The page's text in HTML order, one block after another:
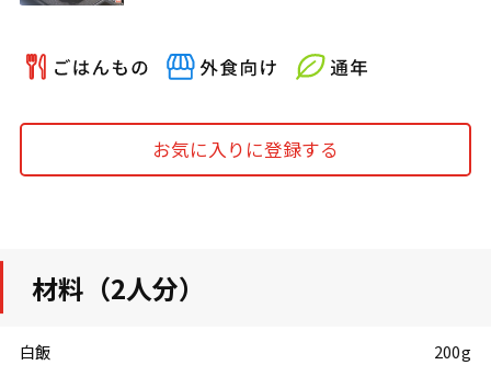
お気に入りに登録する
材料（2人分）
白飯 200g